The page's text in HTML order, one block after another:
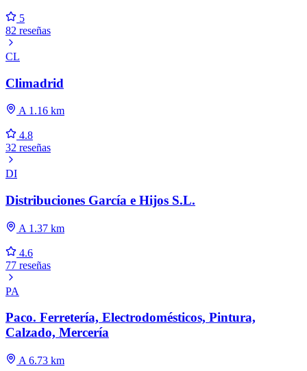
5
82 reseñas
CL
Climadrid
A 1.16 km
4.8
32 reseñas
DI
Distribuciones García e Hijos S.L.
A 1.37 km
4.6
77 reseñas
PA
Paco. Ferretería, Electrodomésticos, Pintura,
Calzado, Mercería
A 6.73 km